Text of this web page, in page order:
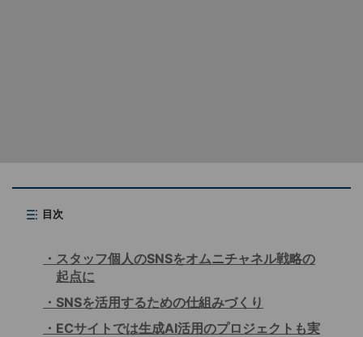
目次
スタッフ個人のSNSをオムニチャネル戦略の
起点に
SNSを活用するための仕組みづくり
ECサイトでは生成AI活用のプロジェクトも実